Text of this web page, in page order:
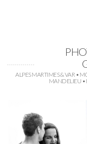
ALPES MARTIMES & VAR •
MANDELIEU •